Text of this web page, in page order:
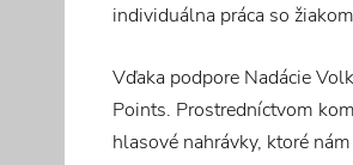
individuálna práca so
Vďaka podpore Nadácie
Points. Prostredníctvom
hlasové nahrávky, ktoré